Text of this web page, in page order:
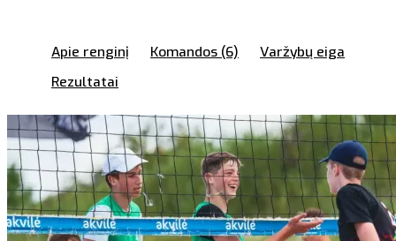
Apie renginį Komandos (6)
Varžybų eiga
Rezultatai